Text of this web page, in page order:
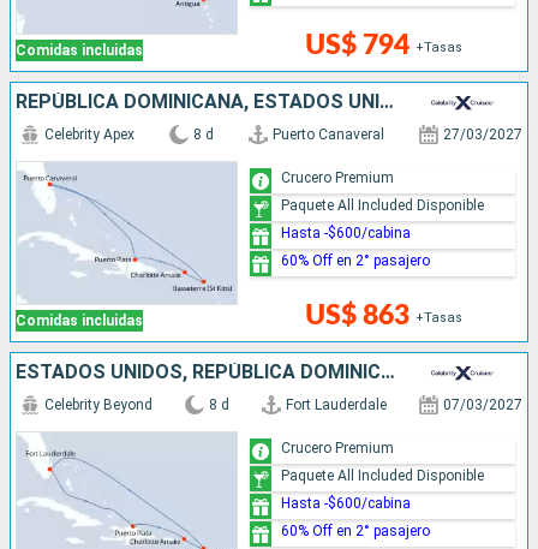
Comidas incluidas US$ 794 +Tasas
REPÚBLICA DOMINICANA, ESTADOS UNIDOS
Comidas incluidas
Celebrity Apex 8 d Puerto Canaveral 27/03/2027
US$ 863 +Tasas
Crucero Premium
Paquete All Included Disponible
Hasta -$600/cabina
60% Off en 2° pasajero
ESTADOS UNIDOS, REPÚBLICA DOMINICANA
Celebrity Beyond 8 d Fort Lauderdale 07/03/2027
Crucero Premium
Paquete All Included Disponible
Hasta -$600/cabina
60% Off en 2° pasajero